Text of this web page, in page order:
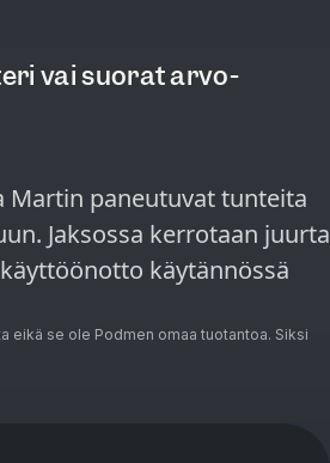
vai suorat arvo-
Martin paneutuvat tunteita
Jaksossa kerrotaan juurta
käytännössä
eikä se ole Podmen omaa tuotantoa. Siksi